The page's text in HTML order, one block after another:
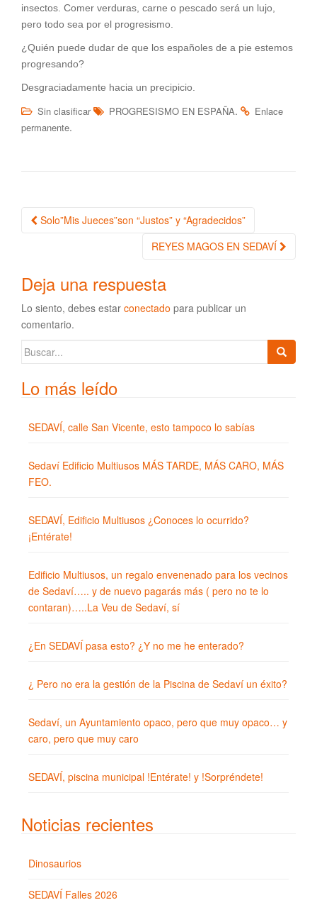
insectos. Comer verduras, carne o pescado será un lujo,
pero todo sea por el progresismo.
¿Quién puede dudar de que los españoles de a pie estemos
progresando?
Desgraciadamente hacia un precipicio.
Sin clasificar PROGRESISMO EN ESPAÑA.
Enlace
permanente.
Navegación de la entrada
Solo”Mis Jueces”son “Justos” y “Agradecidos”
REYES MAGOS EN SEDAVÍ
Deja una respuesta
Lo siento, debes estar conectado para publicar un
comentario.
Buscar:
Lo más leído
SEDAVÍ, calle San Vicente, esto tampoco lo sabías
Sedaví Edificio Multiusos MÁS TARDE, MÁS CARO, MÁS
FEO.
SEDAVÍ, Edificio Multiusos ¿Conoces lo ocurrido?
¡Entérate!
Edificio Multiusos, un regalo envenenado para los vecinos
de Sedaví….. y de nuevo pagarás más ( pero no te lo
contaran)…..La Veu de Sedaví, sí
¿En SEDAVÍ pasa esto? ¿Y no me he enterado?
¿ Pero no era la gestión de la Piscina de Sedaví un éxito?
Sedaví, un Ayuntamiento opaco, pero que muy opaco… y
caro, pero que muy caro
SEDAVÍ, piscina municipal !Entérate! y !Sorpréndete!
Noticias recientes
Dinosaurios
SEDAVÍ Falles 2026